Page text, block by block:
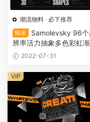
潮流物料 · 必下推荐
独家
Samolevsky 96
辨率活力抽象多色彩虹
何3D形状元素海报背景
s VOL.1（6855）
2022-07-31
VIP